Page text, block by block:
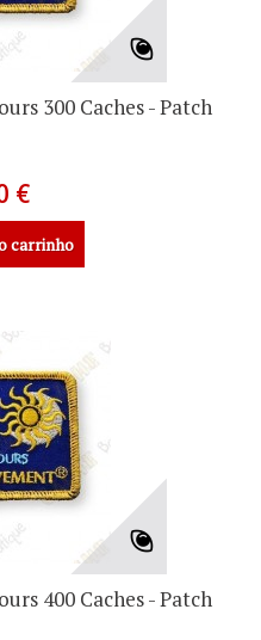
300 Caches - Patch
€
carrinho
400 Caches - Patch